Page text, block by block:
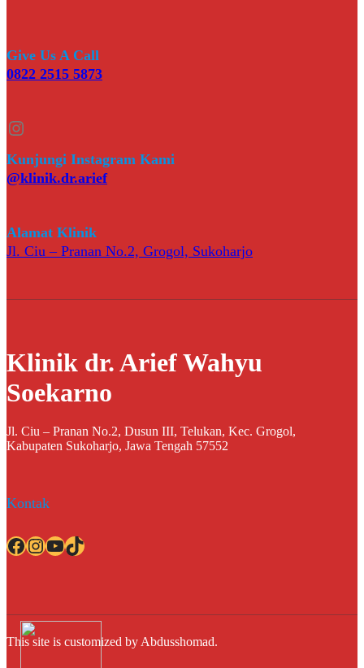
Give Us A Call
0822 2515 5873
Instagram
Kunjungi Instagram Kami
@klinik.dr.arief
Alamat Klinik
Jl. Ciu – Pranan No.2, Grogol, Sukoharjo
Klinik dr. Arief Wahyu
Soekarno
Jl. Ciu – Pranan No.2, Dusun III, Telukan, Kec. Grogol,
Kabupaten Sukoharjo, Jawa Tengah 57552
Kontak
Facebook InstagramYouTube TikTok
This site is customized by Abdusshomad.